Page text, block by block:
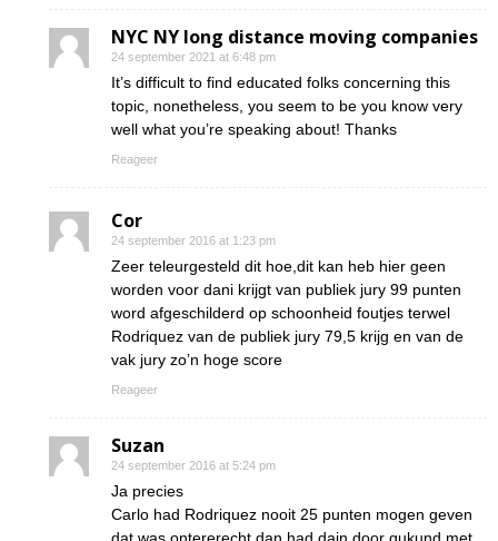
NYC NY long distance moving companies
24 september 2021 at 6:48 pm
It’s difficult to find educated folks concerning this
topic, nonetheless, you seem to be you know very
well what you’re speaking about! Thanks
Reageer
Cor
24 september 2016 at 1:23 pm
Zeer teleurgesteld dit hoe,dit kan heb hier geen
worden voor dani krijgt van publiek jury 99 punten
word afgeschilderd op schoonheid foutjes terwel
Rodriquez van de publiek jury 79,5 krijg en van de
vak jury zo’n hoge score
Reageer
Suzan
24 september 2016 at 5:24 pm
Ja precies
Carlo had Rodriquez nooit 25 punten mogen geven